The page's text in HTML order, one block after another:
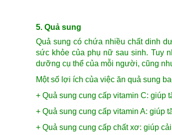
5. Quả sung
Quả sung có chứa nhiều chất dinh
sức khỏe của phụ nữ sau sinh. Tuy
dưỡng cụ thể của mỗi người, cũng
Một số lợi ích của việc ăn quả sung
+ Quả sung cung cấp vitamin C: giúp
+ Quả sung cung cấp vitamin A: giúp
+ Quả sung cung cấp chất xơ: giúp